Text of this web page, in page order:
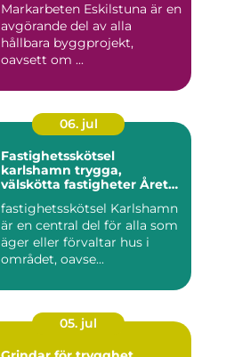
Markarbeten Eskilstuna är en
avgörande del av alla
hållbara byggprojekt,
oavsett om ...
06. jul
Fastighetsskötsel
karlshamn trygga,
välskötta fastigheter Året
fastighetsskötsel Karlshamn
är en central del för alla som
äger eller förvaltar hus i
området, oavse...
05. jul